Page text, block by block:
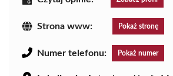
Strona www: Pokaż stronę
Numer telefonu: Pokaż numer